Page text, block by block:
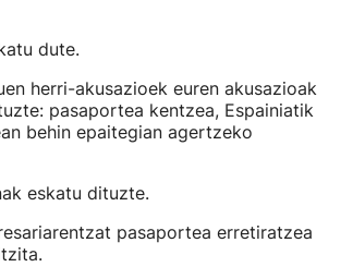
dute.
herri-akusazioek euren akusazioak
pasaportea kentzea, Espainiatik
behin epaitegian agertzeko
eskatu dituzte.
pasaportea erretiratzea